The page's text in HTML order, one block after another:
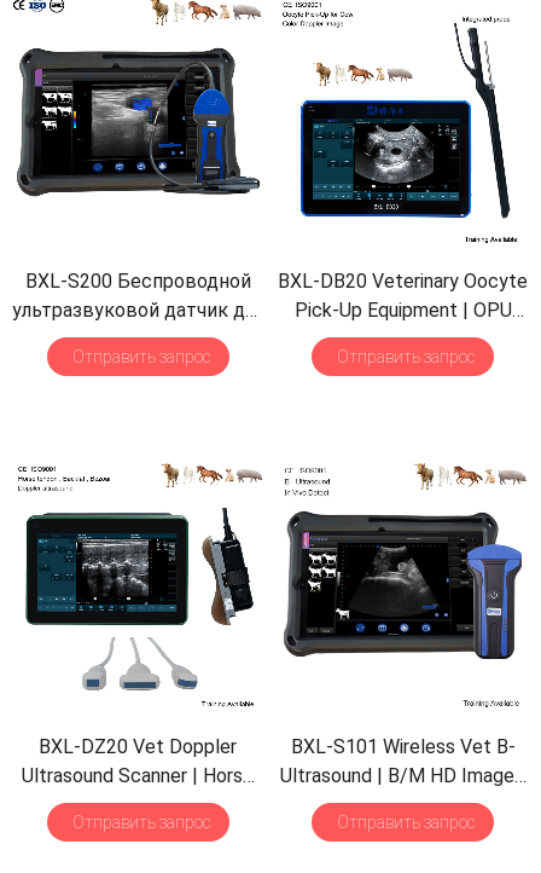
BXL-S200 Беспроводной
ультразвуковой датчик для
коров, лошадей, ослов,
ректальный зонд для
Отправить запрос
BXL-DB20 Veterinary Oocyte
Pick-Up Equipment
OPU
Probe|Cattle Cow In Vitro
Fertilization Application
Отправить запрос
BXL-DZ20 Vet Doppler
Ultrasound Scanner | Horse
Equine Tendon| 15.6″Screen
|Backfat Eye Muscle|
Отправить запрос
BXL-S101 Wireless Vet B-
Ultrasound | B/M HD Image|
Abdominal in Vitro Scanner
for Pig Sheep| 30Inspect
Отправить запрос